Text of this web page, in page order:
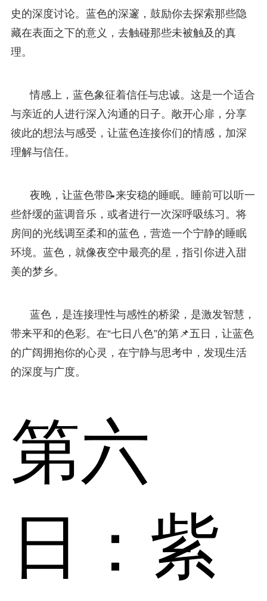
史的深度讨论。蓝色的深邃，鼓励你去探索那些隐
藏在表面之下的意义，去触碰那些未被触及的真
理。
情感上，蓝色象征着信任与忠诚。这是一个适合
与亲近的人进行深入沟通的日子。敞开心扉，分享
彼此的想法与感受，让蓝色连接你们的情感，加深
理解与信任。
夜晚，让蓝色带📝来安稳的睡眠。睡前可以听一
些舒缓的蓝调音乐，或者进行一次深呼吸练习。将
房间的光线调至柔和的蓝色，营造一个宁静的睡眠
环境。蓝色，就像夜空中最亮的星，指引你进入甜
美的梦乡。
蓝色，是连接理性与感性的桥梁，是激发智慧，
带来平和的色彩。在“七日八色”的第📌五日，让蓝色
的广阔拥抱你的心灵，在宁静与思考中，发现生活
的深度与广度。
第六
日：紫